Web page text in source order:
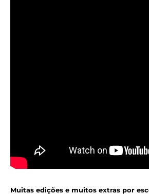
Muitas edições e muitos extras por